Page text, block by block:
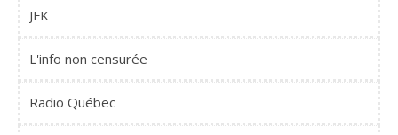
JFK
L'info non censurée
Radio Québec